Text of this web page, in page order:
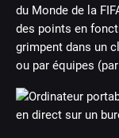
du Monde de la
des points en
grimpent dans un
ou par équipes